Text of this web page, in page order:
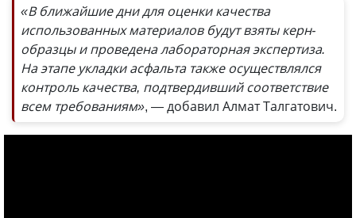
«В ближайшие дни для оценки качества
использованных материалов будут взяты керн-
образцы и проведена лабораторная экспертиза.
На этапе укладки асфальта также осуществлялся
контроль качества, подтвердивший соответствие
всем требованиям», — добавил Алмат Талгатович.